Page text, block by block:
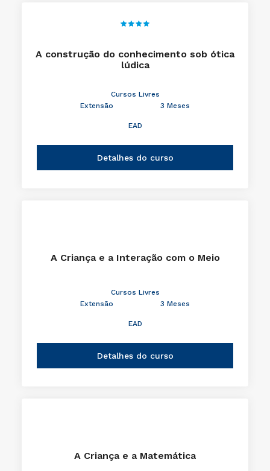
A construção do conhecimento sob ótica
lúdica
Cursos Livres
Extensão
3 Meses
EAD
Detalhes do curso
A Criança e a Interação com o Meio
Cursos Livres
Extensão
3 Meses
EAD
Detalhes do curso
A Criança e a Matemática